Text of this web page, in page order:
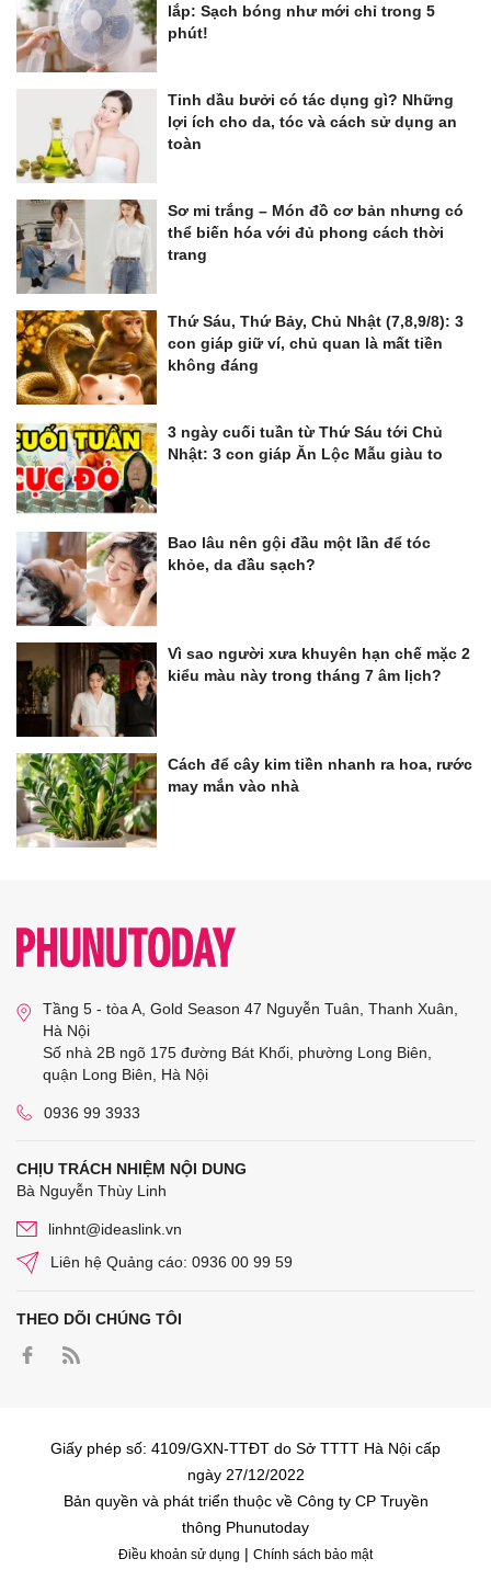
lắp: Sạch bóng như mới chỉ trong 5
phút!
Tinh dầu bưởi có tác dụng gì? Những
lợi ích cho da, tóc và cách sử dụng an
toàn
Sơ mi trắng – Món đồ cơ bản nhưng có
thể biến hóa với đủ phong cách thời
trang
Thứ Sáu, Thứ Bảy, Chủ Nhật (7,8,9/8): 3
con giáp giữ ví, chủ quan là mất tiền
không đáng
3 ngày cuối tuần từ Thứ Sáu tới Chủ
Nhật: 3 con giáp Ăn Lộc Mẫu giàu to
Bao lâu nên gội đầu một lần để tóc
khỏe, da đầu sạch?
Vì sao người xưa khuyên hạn chế mặc 2
kiểu màu này trong tháng 7 âm lịch?
Cách để cây kim tiền nhanh ra hoa, rước
may mắn vào nhà
Tầng 5 - tòa A, Gold Season 47 Nguyễn Tuân, Thanh Xuân,
Hà Nội
Số nhà 2B ngõ 175 đường Bát Khối, phường Long Biên,
quận Long Biên, Hà Nội
0936 99 3933
CHỊU TRÁCH NHIỆM NỘI DUNG
Bà Nguyễn Thùy Linh
linhnt@ideaslink.vn
Liên hệ Quảng cáo: 0936 00 99 59
THEO DÕI CHÚNG TÔI
Giấy phép số: 4109/GXN-TTĐT do Sở TTTT Hà Nội cấp
ngày 27/12/2022
Bản quyền và phát triển thuộc về Công ty CP Truyền
thông Phunutoday
Điều khoản sử dụng | Chính sách bảo mật